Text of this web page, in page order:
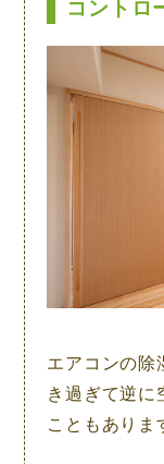
コントロ
エアコンの除
き過ぎて逆に
こともありま